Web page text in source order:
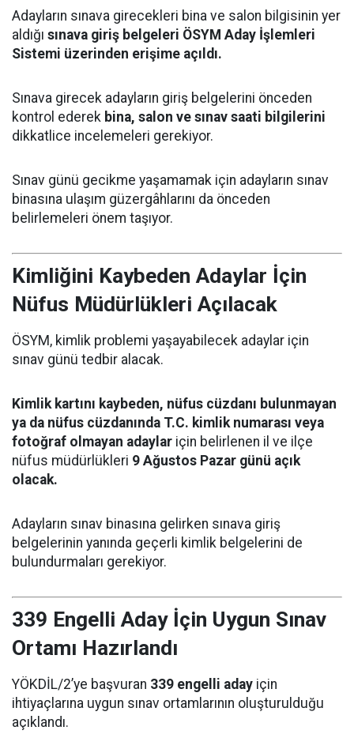
Adayların sınava girecekleri bina ve salon bilgisinin yer
aldığı sınava giriş belgeleri ÖSYM Aday İşlemleri
Sistemi üzerinden erişime açıldı.
Sınava girecek adayların giriş belgelerini önceden
kontrol ederek bina, salon ve sınav saati bilgilerini
dikkatlice incelemeleri gerekiyor.
Sınav günü gecikme yaşamamak için adayların sınav
binasına ulaşım güzergâhlarını da önceden
belirlemeleri önem taşıyor.
Kimliğini Kaybeden Adaylar İçin
Nüfus Müdürlükleri Açılacak
ÖSYM, kimlik problemi yaşayabilecek adaylar için
sınav günü tedbir alacak.
Kimlik kartını kaybeden, nüfus cüzdanı bulunmayan
ya da nüfus cüzdanında T.C. kimlik numarası veya
fotoğraf olmayan adaylar için belirlenen il ve ilçe
nüfus müdürlükleri 9 Ağustos Pazar günü açık
olacak.
Adayların sınav binasına gelirken sınava giriş
belgelerinin yanında geçerli kimlik belgelerini de
bulundurmaları gerekiyor.
339 Engelli Aday İçin Uygun Sınav
Ortamı Hazırlandı
YÖKDİL/2’ye başvuran 339 engelli aday için
ihtiyaçlarına uygun sınav ortamlarının oluşturulduğu
açıklandı.